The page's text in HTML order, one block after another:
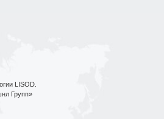
LISOD.
Групп»